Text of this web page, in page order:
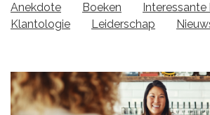
Anekdote Boeken
Interessante
Klantologie
Leiderschap